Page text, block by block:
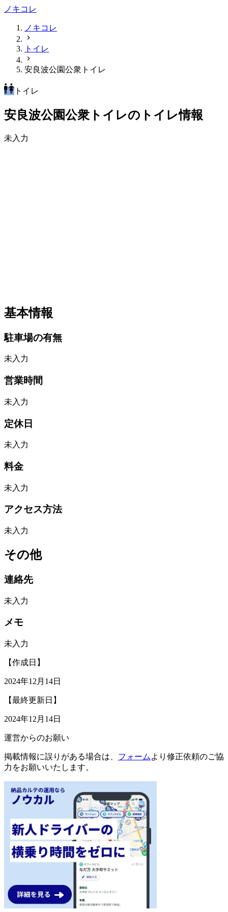
ノキコレ
ノキコレ
トイレ
安良波公園公衆トイレ
トイレ
安良波公園公衆トイレのトイレ情報
未入力
基本情報
駐車場の有無
未入力
営業時間
未入力
定休日
未入力
料金
未入力
アクセス方法
未入力
その他
連絡先
未入力
メモ
未入力
【作成日】
2024年12月14日
【最終更新日】
2024年12月14日
運営からのお願い
掲載情報に誤りがある場合は、 フォーム より修正依頼のご協
力をお願いいたします。